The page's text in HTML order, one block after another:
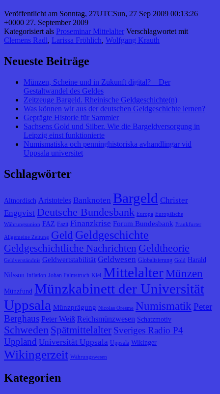
Veröffentlicht am Sonntag, 27UTCSun, 27 Sep 2009 00:13:26
+0000 27. September 2009
Kategorisiert als Proseminar Mittelalter Verschlagwortet mit
Clemens Radl, Larissa Fröhlich, Wolfgang Krauth
Neueste Beiträge
Münzen, Scheine und in Zukunft digital? – Der
Gestaltwandel des Geldes
Zeitzeuge Bargeld. Rheinische Geldgeschichte(n)
Was können wir aus der deutschen Geldgeschichte lernen?
Geprägte Historie für Sammler
Sachsens Gold und Silber. Wie die Bargeldversorgung in
Leipzig einst funktionierte
Numismatiska och penninghistoriska avhandlingar vid
Uppsala universitet
Schlagwörter
Altnordisch Aristoteles Banknoten Bargeld Christer
Engqvist Deutsche Bundesbank Europa
Europäische
Währungsunion
FAZ Fazit Finanzkrise Forum Bundesbank Frankfurter
Allgemeine Zeitung Geld Geldgeschichte
Geldgeschichtliche Nachrichten Geldtheorie
Geldverständnis Geldwertstabilität Geldwesen Globalisierung Gold Harald
Nilsson Inflation Johan Palmstruch Kiel Mittelalter Münzen
Münzfund Münzkabinett der Universität
Uppsala Münzprägung Nicolas Oresme Numismatik Peter
Berghaus Peter Weiß Reichsmünzwesen Schatzmotiv
Schweden Spätmittelalter Sveriges Radio P4
Uppland Universität Uppsala Uppsala Wikinger
Wikingerzeit Währungswesen
Kategorien